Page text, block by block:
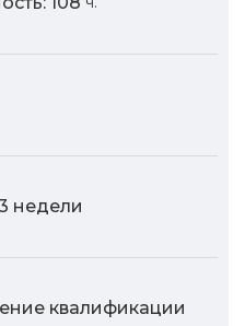
недели
квалификации